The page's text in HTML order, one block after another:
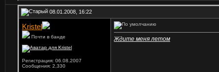
08.01.2008, 16:22
Kristel
Почти в банде
Регистрация: 06.08.2007
Сообщения: 2,330
Ждите меня летом